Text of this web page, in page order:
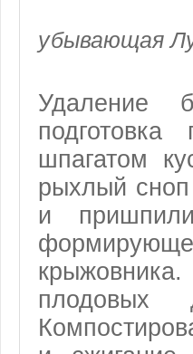
убывающая
Удаление
шпагатом
рыхлый сноп
и
плодовых